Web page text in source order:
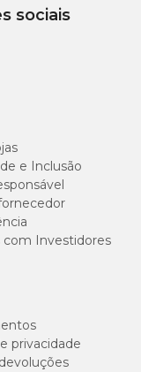
e Inclusão
com Investidores
privacidade
sociais